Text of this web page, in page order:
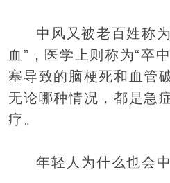
中风又被老百姓称
血”，医学上则称为“卒
塞导致的脑梗死和血管
无论哪种情况，都是急
疗。
年轻人为什么也会